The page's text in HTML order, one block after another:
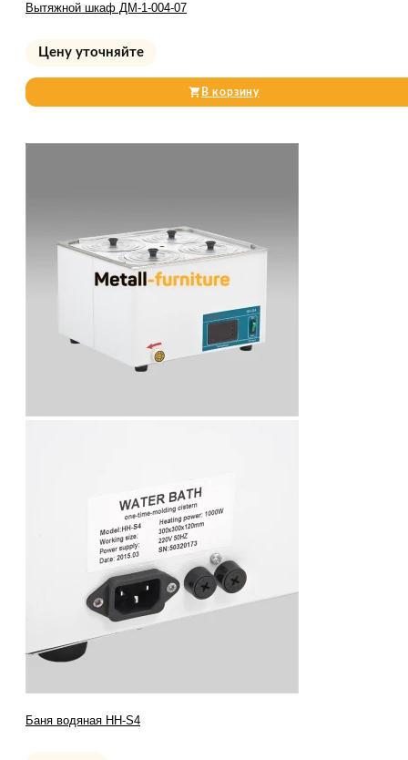
Вытяжной шкаф ДМ-1-004-07
Цену уточняйте
В корзину
Баня водяная HH-S4